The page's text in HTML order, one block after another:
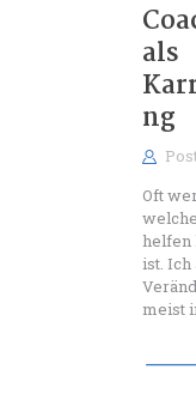
als
ng
Oft
helfen
ist. Ich
meist